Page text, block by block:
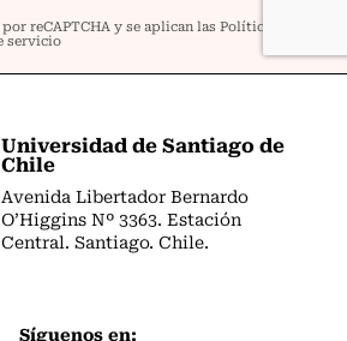
Universidad de Santiago de
Chile
Avenida Libertador Bernardo
O’Higgins Nº 3363. Estación
Central. Santiago. Chile.
Síguenos en: